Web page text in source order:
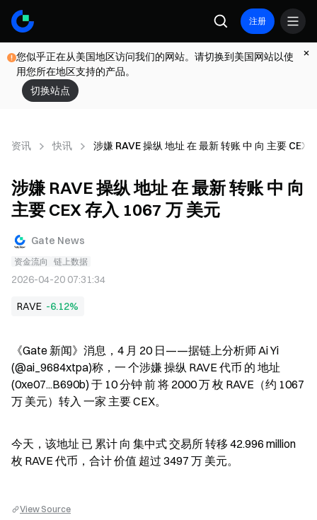
注册
您似乎正在从美国地区访问我们的网站。请切换到美国网站以使
用您所在地区支持的产品。
切换站点
资讯 快讯 涉嫌 RAVE 操纵 地址 在 最新 转账 中 向 主要 CEX
涉嫌 RAVE 操纵 地址 在 最新 转账 中 向
主要 CEX 存入 1067 万 美元
Gate News
资金流向 链上数据
2026-04-20 07:31:34
RAVE -6.12%
《Gate 新闻》消息，4 月 20 日——据链上分析师 Ai Yi
(@ai_9684xtpa)称，一 个涉嫌 操纵 RAVE 代币 的 地址
(0xe07...B690b) 于 10 分钟 前 将 2000 万 枚 RAVE（约 1067
万 美元）转入 一家 主要 CEX。
今天，该地址 已 累计 向 集中式 交易所 转移 42.996 million
枚 RAVE 代币，合计 价值 超过 3497 万 美元。
View Source